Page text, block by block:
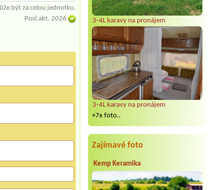
3-4L karavy na pronájem
3-4L karavy na pronájem
+7x foto..
Zajímavé foto
Kemp Keramika
být za celou jednotku.
Posl.akt. 2026